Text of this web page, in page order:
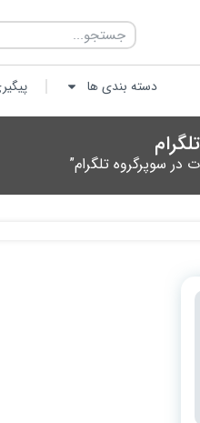
دسته بندی ها
سوپرگروه تلگرام”